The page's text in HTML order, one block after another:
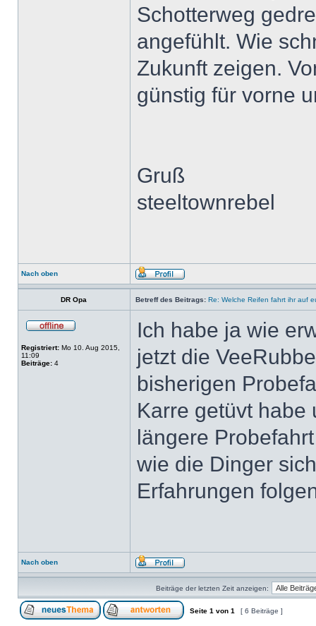
Schotterweg
angefühlt. Wie
Zukunft zeigen.
günstig für vorne
Gruß
steeltownrebel
Nach oben
DR Opa Betreff des Beitrags: Re: Welche Reifen fahrt ihr auf
Registriert: Mo 10. Aug 2015,
11:09
Beiträge: 4
Ich habe ja wie
jetzt die
bisherigen
Karre getüvt habe
längere
wie die Dinger
Erfahrungen
Nach oben
Beiträge der letzten Zeit anzeigen:
Seite 1 von 1 [ 6 Beiträge ]